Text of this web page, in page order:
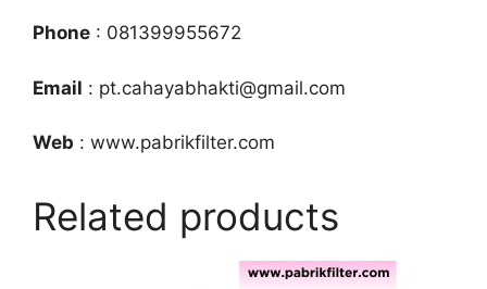
Phone : 081399955672
Email : pt.cahayabhakti@gmail.com
Web : www.pabrikfilter.com
Related products